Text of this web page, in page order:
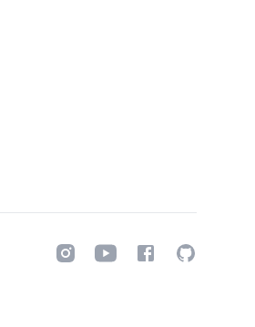
InstagramYoutubeFacebookGitHub